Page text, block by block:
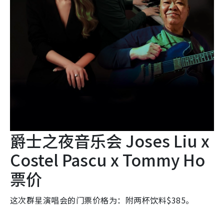
爵士之夜音乐会 Joses Liu x
Costel Pascu x Tommy Ho
票价
这次群星演唱会的门票价格为：附两杯饮料$385。